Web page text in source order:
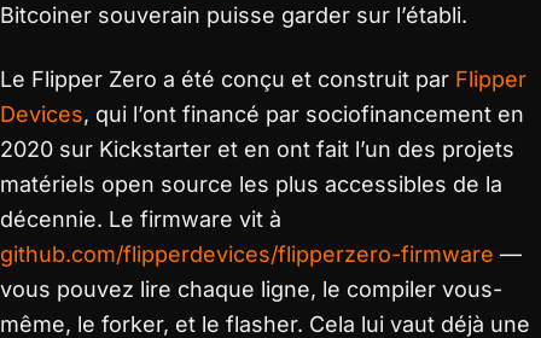
Bitcoiner souverain puisse garder sur l’établi.
Le Flipper Zero a été conçu et construit par Flipper
Devices, qui l’ont financé par sociofinancement en
2020 sur Kickstarter et en ont fait l’un des projets
matériels open source les plus accessibles de la
décennie. Le firmware vit à
github.com/flipperdevices/flipperzero-firmware —
vous pouvez lire chaque ligne, le compiler vous-
même, le forker, et le flasher. Cela lui vaut déjà une